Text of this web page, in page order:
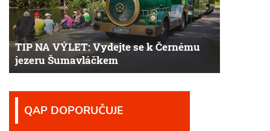
TIP NA VÝLET: Vydejte se k Černému
jezeru Šumavláčkem
QAP DOPORUČUJE